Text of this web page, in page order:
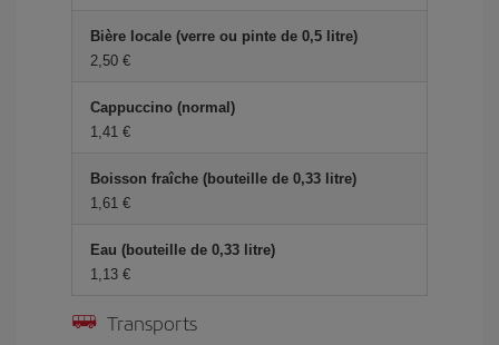
Bière locale (verre ou pinte de 0,5 litre)
2,50 €
Cappuccino (normal)
1,41 €
Boisson fraîche (bouteille de 0,33 litre)
1,61 €
Eau (bouteille de 0,33 litre)
1,13 €
Transports